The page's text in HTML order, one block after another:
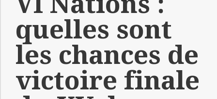
quelles sont
les chances de
victoire finale